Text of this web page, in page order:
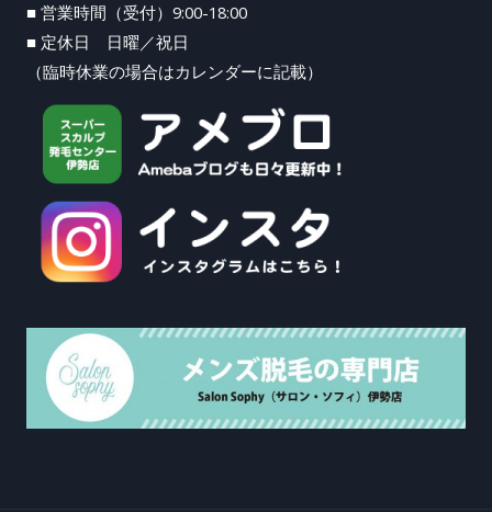
■ 営業時間（受付）9:00-18:00
■ 定休日 日曜／祝日
（臨時休業の場合はカレンダーに記載）